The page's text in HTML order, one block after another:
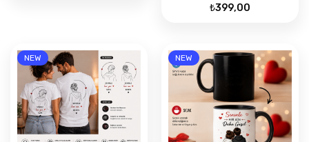
₺399,00
NEW NEW